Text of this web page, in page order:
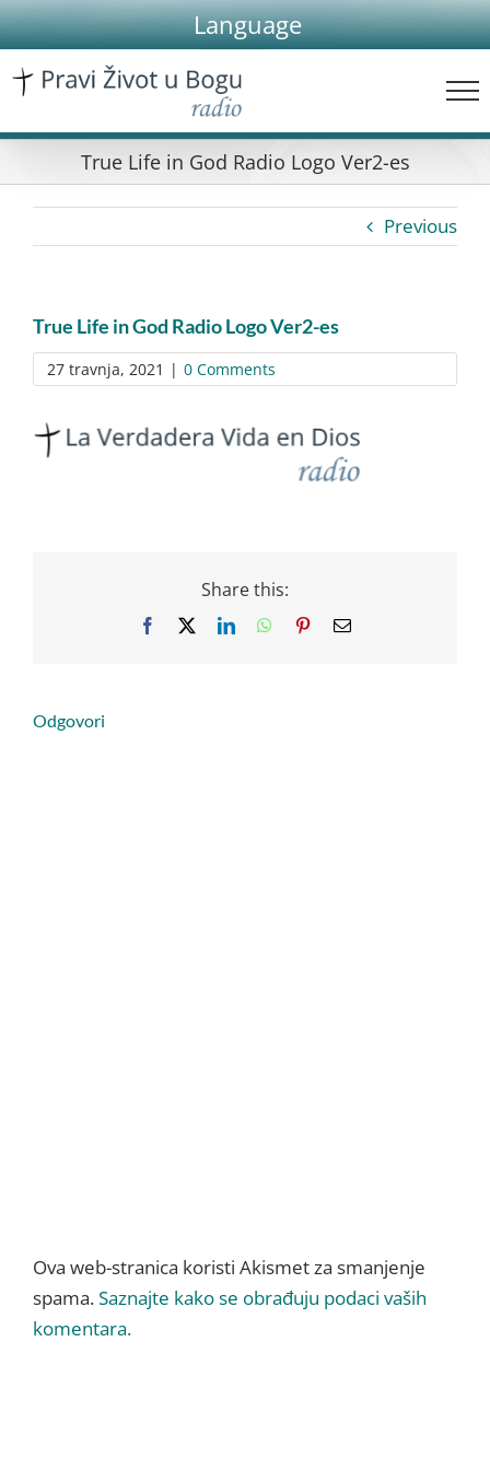
Skip
to
content
Language
True Life in God Radio Logo Ver2-es
Previous
True Life in God Radio Logo Ver2-es
27 travnja, 2021 | 0 Comments
Share this:
Facebook LinkedInWhatsApp
PinterestEmail
Odgovori
Ova web-stranica koristi Akismet za smanjenje
spama.Saznajte kako se obrađuju podaci vaših
komentara.